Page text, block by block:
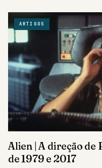
ARTIGOS
Alien | A direção de
de 1979 e 2017